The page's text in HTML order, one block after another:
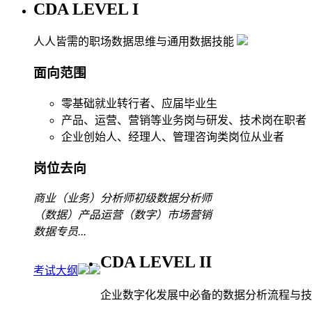
CDA LEVEL I
人人皆需的职场数据思维与通用数据技能
面向范围
零基础就业转行者、应届毕业生
产品、运营、营销等业务岗与研发、技术岗在职者
企业创始人、经理人、管理咨询类岗位从业者
岗位去向
商业（业务）分析师初级数据分析师
（数据）产品运营（数字）市场营销
数据专员...
考试大纲 CDA LEVEL II
企业数字化发展中必备的数据分析流程与